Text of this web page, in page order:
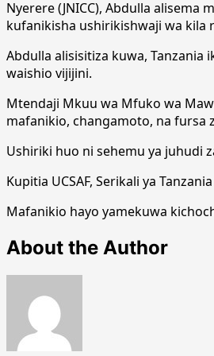
Nyerere (JNICC), Abdulla
kufanikisha ushirikishwaji wa kila
Abdulla alisisitiza kuwa,
waishio vijijini.
Mtendaji Mkuu wa Mfuko wa
mafanikio, changamoto, na fursa
Ushiriki huo ni sehemu ya juhudi
Kupitia UCSAF, Serikali ya
Mafanikio hayo yamekuwa
About the Author